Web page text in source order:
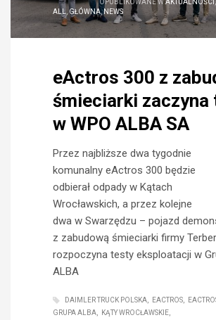
ALL GŁÓWNA,NEWS
eActros 300 z
śmieciarki zaczyna
w WPO ALBA SA
Przez najbliższe dwa tygodnie
komunalny eActros 300 będzie
odbierał odpady w Kątach
Wrocławskich, a przez kolejne
dwa w Swarzędzu – pojazd
z zabudową śmieciarki firmy
rozpoczyna testy eksploatacji w
ALBA
DAIMLER TRUCK POLSKA EACTROS
GRUPA ALBA
KĄTY WROCŁAWSKIE